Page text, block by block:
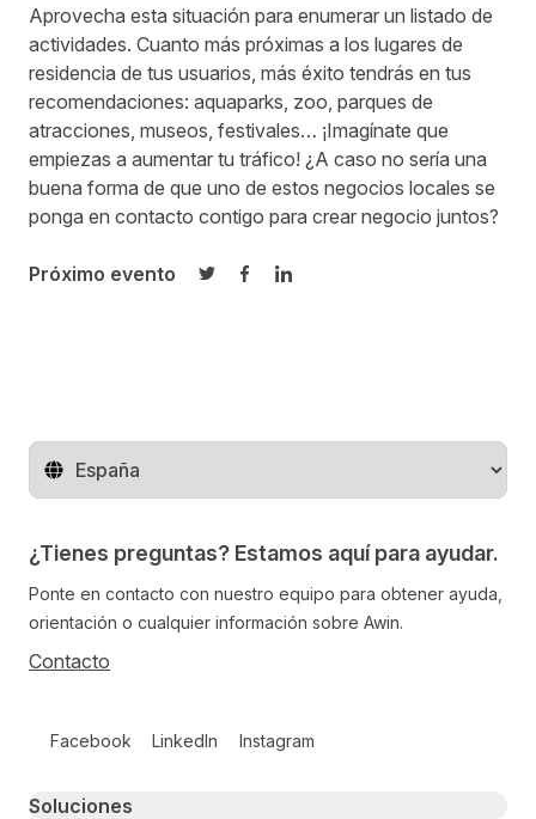
Aprovecha esta situación para enumerar un listado de
actividades. Cuanto más próximas a los lugares de
residencia de tus usuarios, más éxito tendrás en tus
recomendaciones: aquaparks, zoo, parques de
atracciones, museos, festivales… ¡Imagínate que
empiezas a aumentar tu tráfico! ¿A caso no sería una
buena forma de que uno de estos negocios locales se
ponga en contacto contigo para crear negocio juntos?
Próximo evento
Compartir en Twitter
Compartir en Facebook
Compartir en LinkedIn
Cambiar de región
¿Tienes preguntas? Estamos aquí para ayudar.
Ponte en contacto con nuestro equipo para obtener ayuda,
orientación o cualquier información sobre Awin.
Contacto
Facebook LinkedIn Instagram
Primary footer navigation
Soluciones